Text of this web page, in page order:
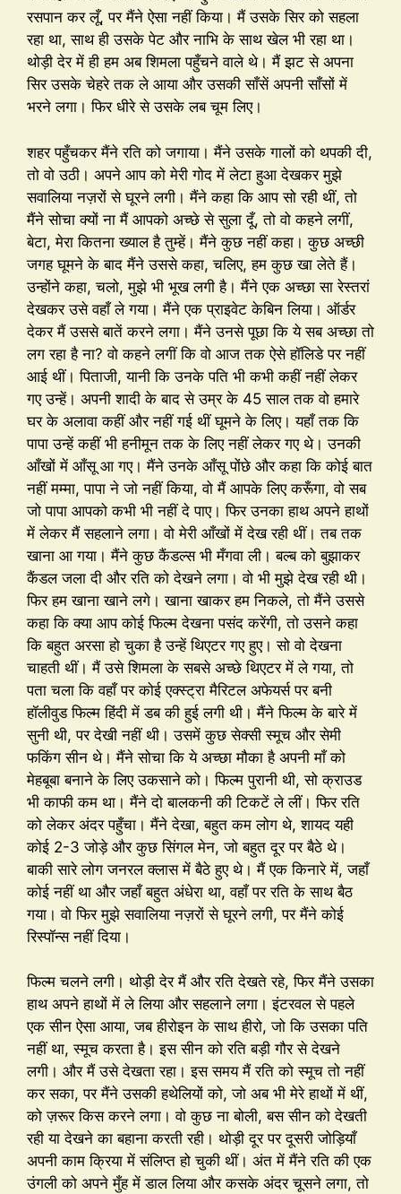
रसपान कर लूँ, पर मैंने ऐसा नहीं किया। मैं उसके सिर को सहला
रहा था, साथ ही उसके पेट और नाभि के साथ खेल भी रहा था।
थोड़ी देर में ही हम अब शिमला पहुँचने वाले थे। मैं झट से अपना
सिर उसके चेहरे तक ले आया और उसकी साँसें अपनी साँसों में
भरने लगा। फिर धीरे से उसके लब चूम लिए।
शहर पहुँचकर मैंने रति को जगाया। मैंने उसके गालों को थपकी दी,
तो वो उठी। अपने आप को मेरी गोद में लेटा हुआ देखकर मुझे
सवालिया नज़रों से घूरने लगी। मैंने कहा कि आप सो रही थीं, तो
मैंने सोचा क्यों ना मैं आपको अच्छे से सुला दूँ, तो वो कहने लगीं,
बेटा, मेरा कितना ख्याल है तुम्हें। मैंने कुछ नहीं कहा। कुछ अच्छी
जगह घूमने के बाद मैंने उससे कहा, चलिए, हम कुछ खा लेते हैं।
उन्होंने कहा, चलो, मुझे भी भूख लगी है। मैंने एक अच्छा सा रेस्तरां
देखकर उसे वहाँ ले गया। मैंने एक प्राइवेट केबिन लिया। ऑर्डर
देकर मैं उससे बातें करने लगा। मैंने उनसे पूछा कि ये सब अच्छा तो
लग रहा है ना? वो कहने लगीं कि वो आज तक ऐसे हॉलिडे पर नहीं
आई थीं। पिताजी, यानी कि उनके पति भी कभी कहीं नहीं लेकर
गए उन्हें। अपनी शादी के बाद से उम्र के 45 साल तक वो हमारे
घर के अलावा कहीं और नहीं गई थीं घूमने के लिए। यहाँ तक कि
पापा उन्हें कहीं भी हनीमून तक के लिए नहीं लेकर गए थे। उनकी
आँखों में आँसू आ गए। मैंने उनके आँसू पोंछे और कहा कि कोई बात
नहीं मम्मा, पापा ने जो नहीं किया, वो मैं आपके लिए करूँगा, वो सब
जो पापा आपको कभी भी नहीं दे पाए। फिर उनका हाथ अपने हाथों
में लेकर मैं सहलाने लगा। वो मेरी आँखों में देख रही थीं। तब तक
खाना आ गया। मैंने कुछ कैंडल्स भी मँगवा ली। बल्ब को बुझाकर
कैंडल जला दी और रति को देखने लगा। वो भी मुझे देख रही थी।
फिर हम खाना खाने लगे। खाना खाकर हम निकले, तो मैंने उससे
कहा कि क्या आप कोई फिल्म देखना पसंद करेंगी, तो उसने कहा
कि बहुत अरसा हो चुका है उन्हें थिएटर गए हुए। सो वो देखना
चाहती थीं। मैं उसे शिमला के सबसे अच्छे थिएटर में ले गया, तो
पता चला कि वहाँ पर कोई एक्स्ट्रा मैरिटल अफेयर्स पर बनी
हॉलीवुड फिल्म हिंदी में डब की हुई लगी थी। मैंने फिल्म के बारे में
सुनी थी, पर देखी नहीं थी। उसमें कुछ सेक्सी स्मूच और सेमी
फकिंग सीन थे। मैंने सोचा कि ये अच्छा मौका है अपनी माँ को
मेहबूबा बनाने के लिए उकसाने को। फिल्म पुरानी थी, सो क्राउड
भी काफी कम था। मैंने दो बालकनी की टिकटें ले लीं। फिर रति
को लेकर अंदर पहुँचा। मैंने देखा, बहुत कम लोग थे, शायद यही
कोई 2-3 जोड़े और कुछ सिंगल मेन, जो बहुत दूर पर बैठे थे।
बाकी सारे लोग जनरल क्लास में बैठे हुए थे। मैं एक किनारे में, जहाँ
कोई नहीं था और जहाँ बहुत अंधेरा था, वहाँ पर रति के साथ बैठ
गया। वो फिर मुझे सवालिया नज़रों से घूरने लगी, पर मैंने कोई
रिस्पॉन्स नहीं दिया।
फिल्म चलने लगी। थोड़ी देर मैं और रति देखते रहे, फिर मैंने उसका
हाथ अपने हाथों में ले लिया और सहलाने लगा। इंटरवल से पहले
एक सीन ऐसा आया, जब हीरोइन के साथ हीरो, जो कि उसका पति
नहीं था, स्मूच करता है। इस सीन को रति बड़ी गौर से देखने
लगी। और मैं उसे देखता रहा। इस समय मैं रति को स्मूच तो नहीं
कर सका, पर मैंने उसकी हथेलियों को, जो अब भी मेरे हाथों में थीं,
को ज़रूर किस करने लगा। वो कुछ ना बोली, बस सीन को देखती
रही या देखने का बहाना करती रही। थोड़ी दूर पर दूसरी जोड़ियाँ
अपनी काम क्रिया में संलिप्त हो चुकी थीं। अंत में मैंने रति की एक
उंगली को अपने मुँह में डाल लिया और कसके अंदर चूसने लगा, तो